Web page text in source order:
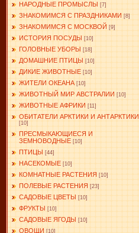
НАРОДНЫЕ ПРОМЫСЛЫ [7]
ЗНАКОМИМСЯ С ПРАЗДНИКАМИ [8]
ЗНАКОМИМСЯ С МОСКВОЙ [9]
ИСТОРИЯ ПОСУДЫ [10]
ГОЛОВНЫЕ УБОРЫ [18]
ДОМАШНИЕ ПТИЦЫ [10]
ДИКИЕ ЖИВОТНЫЕ [10]
ЖИТЕЛИ ОКЕАНА [10]
ЖИВОТНЫЙ МИР АВСТРАЛИИ [10]
ЖИВОТНЫЕ АФРИКИ [11]
ОБИТАТЕЛИ АРКТИКИ И АНТАРКТИКИ
[10]
ПРЕСМЫКАЮЩИЕСЯ И
ЗЕМНОВОДНЫЕ [10]
ПТИЦЫ [44]
НАСЕКОМЫЕ [10]
КОМНАТНЫЕ РАСТЕНИЯ [10]
ПОЛЕВЫЕ РАСТЕНИЯ [23]
САДОВЫЕ ЦВЕТЫ [10]
ФРУКТЫ [10]
САДОВЫЕ ЯГОДЫ [10]
ОВОЩИ [10]